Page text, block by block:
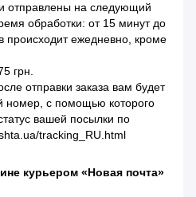
отправлены на следующий
обработки: от 15 минут до
происходит ежедневно, кроме
грн.
отправки заказа вам будет
номер, с помощью которого
вашей посылки по
tracking_RU.html
курьером «Новая почта»